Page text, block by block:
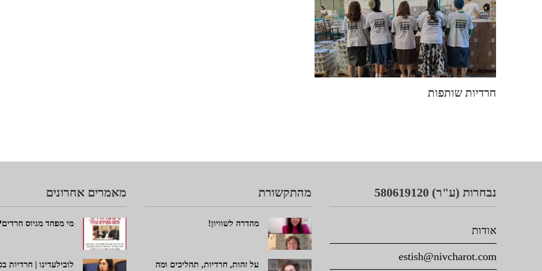
חרדיות שותפות
מאמרים אחרונים
מי מפחד מגיוס
לובילעדינו | חרדיות
מהתקשורת
מהדרה לשוויון!
על זהות, חרדיות, תהליכים ומה
נבחרות (ע"ר) 580619120
אודות
estish@nivcharot.com